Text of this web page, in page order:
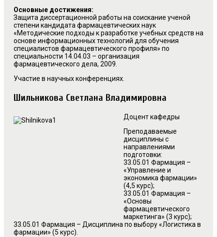
Основные достижения:
Защита диссертационной работы на соискание ученой
степени кандидата фармацевтических наук
«Методические подходы к разработке учебных средств на
основе информационных технологий для обучения
специалистов фармацевтического профиля» по
специальности 14.04.03 – организация
фармацевтического дела, 2009.
Участие в научных конференциях.
Шильникова Светлана Владимировна
Доцент кафедры
Преподаваемые
дисциплины с
направлениями
подготовки:
33.05.01 Фармация –
«Управление и
экономика фармации»
(4,5 курс);
33.05.01 Фармация –
«Основы
фармацевтического
маркетинга» (3 курс);
33.05.01 Фармация – Дисциплина по выбору «Логистика в
фармации» (5 курс).